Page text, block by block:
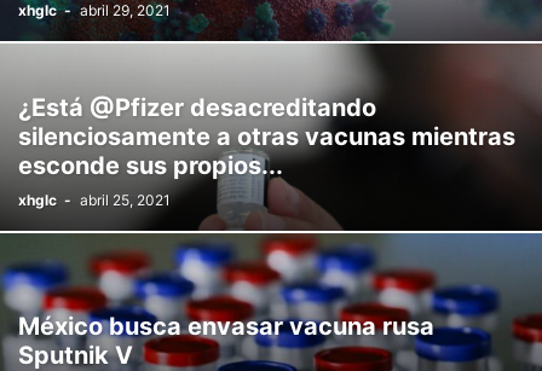
xhglc - abril 29, 2021
¿Está @Pfizer desacreditando
silenciosamente a otras vacunas mientras
esconde sus propios...
xhglc - abril 25, 2021
México busca envasar vacuna rusa
Sputnik V